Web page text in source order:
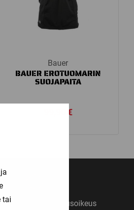
tai
Bauer
BAUER EROTUOMARIN
SUOJAPAITA
€
vaihto- ja palautusoikeus